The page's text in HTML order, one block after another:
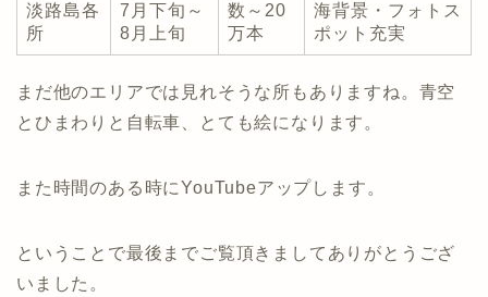
淡路島各
所
7月下旬～
8月上旬
数～20
万本
海背景・フォトス
ポット充実
まだ他のエリアでは見れそうな所もありますね。青空
とひまわりと自転車、とても絵になります。
また時間のある時にYouTubeアップします。
ということで最後までご覧頂きましてありがとうござ
いました。